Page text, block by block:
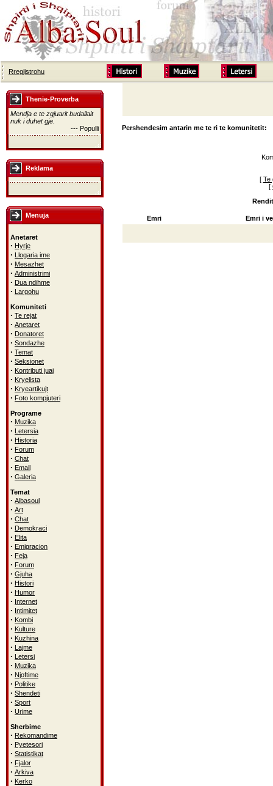
Rregjistrohu
Thenie-Proverba
Mendja e te zgjuarit budallait
nuk i duhet gje.
--- Populli
Reklama
Menuja
Anetaret
· Hyrje
· Llogaria ime
· Mesazhet
· Administrimi
· Dua ndihme
· Largohu
Komuniteti
· Te rejat
· Anetaret
· Donatoret
· Sondazhe
· Temat
· Seksionet
· Kontributi juaj
· Kryelista
· Kryeartikujt
· Foto kompjuteri
Programe
· Muzika
· Letersia
· Historia
· Forum
· Chat
· Email
· Galeria
Temat
· Albasoul
· Art
· Chat
· Demokraci
· Elita
· Emigracion
· Feja
· Forum
· Gjuha
· Histori
· Humor
· Internet
· Intimitet
· Kombi
· Kulture
· Kuzhina
· Lajme
· Letersi
· Muzika
· Njoftime
· Politike
· Shendeti
· Sport
· Urime
Sherbime
· Rekomandime
· Pyetesori
· Statistikat
· Fjalor
· Arkiva
· Kerko
Pershendesim antarin me te ri te komunitetit:
[ Te
[
Emri Emri i